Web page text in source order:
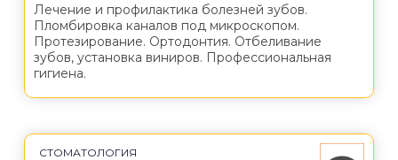
Лечение и профилактика болезней зубов.
Пломбировка каналов под микроскопом.
Протезирование. Ортодонтия. Отбеливание
зубов, установка виниров. Профессиональная
гигиена.
СТОМАТОЛОГИЯ